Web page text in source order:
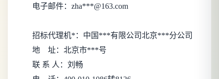
电子邮件： zha***@163.com
招标代理机*： 中国***有限公司北京***分公司
地
址： 北京市***号
联 系 人： 刘畅